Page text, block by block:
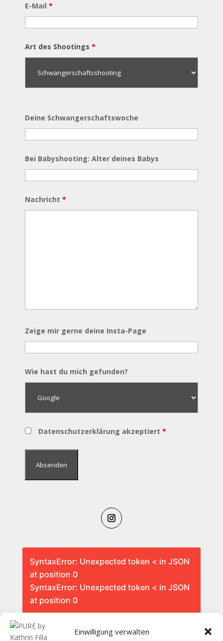
Einwilligung verwalten
E-Mail *
Art des Shootings *
Deine Schwangerschaftswoche
Bei Babyshooting: Alter deines Babys
Nachricht *
Zeige mir gerne deine Insta-Page
Wie hast du mich gefunden?
Datenschutzerklärung akzeptiert *
SyntaxError: Unexpected token < in JSON
at position 0
SyntaxError: Unexpected token < in JSON
at position 0